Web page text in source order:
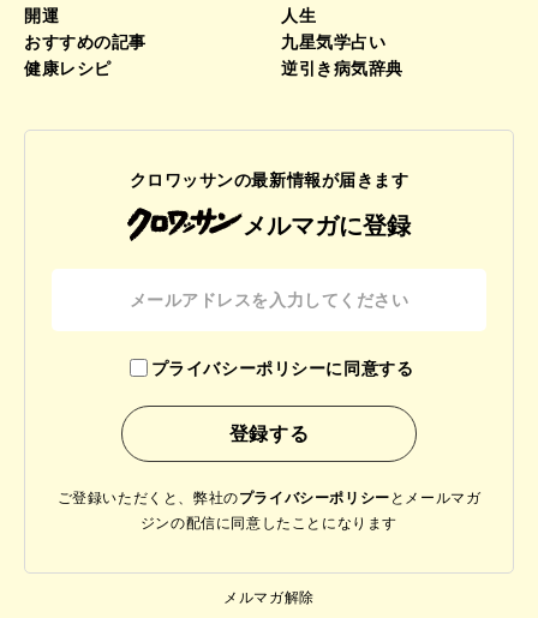
開運
人生
おすすめの記事
九星気学占い
健康レシピ
逆引き病気辞典
クロワッサンの最新情報が届きます
メルマガに登録
プライバシーポリシーに同意する
ご登録いただくと、弊社のプライバシーポリシー と メールマガ
ジンの配信に同意したことになります
メルマガ解除